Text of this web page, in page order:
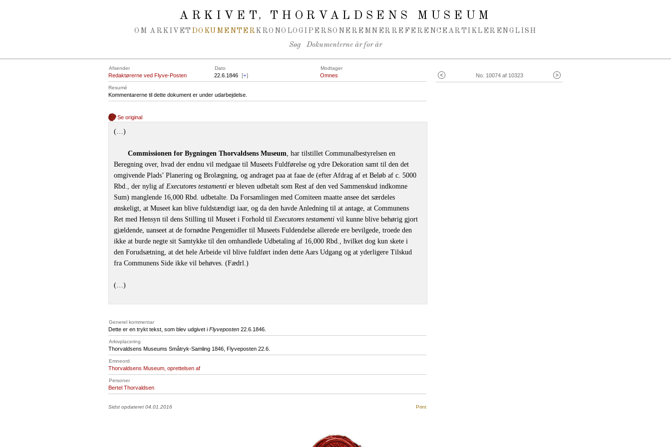
ARKIVET, THORVALDSENS MUSEUM
OM ARKIVET DOKUMENTER KRONOLOGI PERSONER EMNER REFERENCEARTIKLER ENGLISH
Søg Dokumenterne år for år
No. 10074 af 10323
Afsender Dato Modtager
Redaktørerne ved Flyve-Posten 22.6.1846 [+] Omnes
Resumé
Kommentarerne til dette dokument er under udarbejdelse.
Se original
(…)
Commissionen for Bygningen Thorvaldsens Museum, har tilstillet Communalbestyrelsen en
Beregning over, hvad der endnu vil medgaae til Museets Fuldførelse og ydre Dekoration samt til den det
omgivende Plads’ Planering og Brolægning, og andraget paa at faae de (efter Afdrag af et Beløb af c. 5000
Rbd., der nylig af Executores testamenti er bleven udbetalt som Rest af den ved Sammenskud indkomne
Sum) manglende 16,000 Rbd. udbetalte. Da Forsamlingen med Comiteen maatte ansee det særdeles
ønskeligt, at Museet kan blive fuldstændigt iaar, og da den havde Anledning til at antage, at Communens
Ret med Hensyn til dens Stilling til Museet i Forhold til Executores testamenti vil kunne blive behørig gjort
gjældende, uanseet at de fornødne Pengemidler til Museets Fuldendelse allerede ere bevilgede, troede den
ikke at burde negte sit Samtykke til den omhandlede Udbetaling af 16,000 Rbd., hvilket dog kun skete i
den Forudsætning, at det hele Arbeide vil blive fuldført inden dette Aars Udgang og at yderligere Tilskud
fra Communens Side ikke vil behøves. (Fædrl.)
(…)
Generel kommentar
Dette er en trykt tekst, som blev udgivet i Flyveposten 22.6.1846.
Arkivplacering
Thorvaldsens Museums Småtryk-Samling 1846, Flyveposten 22.6.
Emneord
Thorvaldsens Museum, oprettelsen af
Personer
Bertel Thorvaldsen
Sidst opdateret 04.01.2016 Print